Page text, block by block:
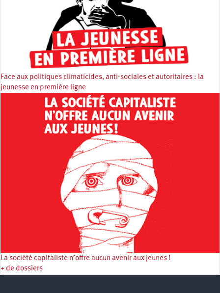
Face aux politiques climaticides, anti-sociales et autoritaires : la
jeunesse en première ligne
La société capitaliste n’offre aucun avenir aux jeunes !
+ de dossiers